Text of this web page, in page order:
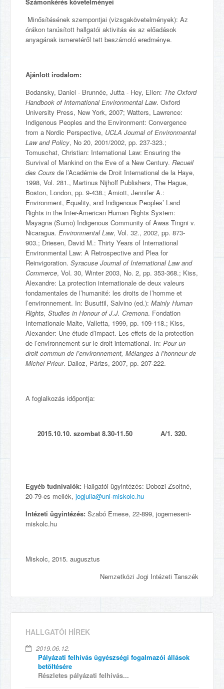
Minősítésének szempontjai (vizsgakövetelmények): Az
órákon tanúsított hallgatói aktivitás és az előadások
anyagának ismeretéről tett beszámoló eredménye.
Ajánlott irodalom:
Bodansky, Daniel - Brunnée, Jutta - Hey, Ellen: The Oxford
Handbook of International Environmental Law. Oxford
University Press, New York, 2007; Watters, Lawrence:
Indigenous Peoples and the Environment: Convergence
from a Nordic Perspective, UCLA Journal of Environmental
Law and Policy, No 20, 2001/2002, pp. 237-323.;
Tomuschat, Christian: International Law: Ensuring the
Survival of Mankind on the Eve of a New Century. Recueil
des Cours de l’Académie de Droit International de la Haye,
1998, Vol. 281., Martinus Nijhoff Publishers, The Hague,
Boston, London, pp. 9-438.; Amiott, Jennifer A.:
Environment, Equality, and Indigenous Peoples’ Land
Rights in the Inter-American Human Rights System:
Mayagna (Sumo) Indigenous Community of Awas Tingni v.
Nicaragua. Environmental Law, Vol. 32., 2002, pp. 873-
903.; Driesen, David M.: Thirty Years of International
Environmental Law: A Retrospective and Plea for
Reinvigoration. Syracuse Journal of International Law and
Commerce, Vol. 30, Winter 2003, No. 2, pp. 353-368.; Kiss,
Alexandre: La protection internationale de deux valeurs
fondamentales de l’humanité: les droits de l’homme et
l’environnement. In: Busuttil, Salvino (ed.): Mainly Human
Rights, Studies in Honour of J.J. Cremona. Fondation
Internationale Malte, Valletta, 1999, pp. 109-118.; Kiss,
Alexander: Une étude d’impact. Les effets de la protection
de l’environnement sur le droit international. In: Pour un
droit commun de l’environnement, Mélanges à l’honneur de
Michel Prieur. Dalloz, Párizs, 2007, pp. 207-222.
A foglalkozás időpontja:
2015.10.10. szombat 8.30-11.50 A/1. 320.
Egyéb tudnivalók: Hallgatói ügyintézés: Dobozi Zsoltné,
20-79-es mellék, jogjulia@uni-miskolc.hu
Intézeti ügyintézés: Szabó Emese, 22-899, jogemeseni-
miskolc.hu
Miskolc, 2015. augusztus
Nemzetközi Jogi Intézeti Tanszék
HALLGATÓI HÍREK
2019.06.12.
Pályázati felhívás ügyészségi fogalmazói állások
betöltésére
Részletes pályázati felhívás...